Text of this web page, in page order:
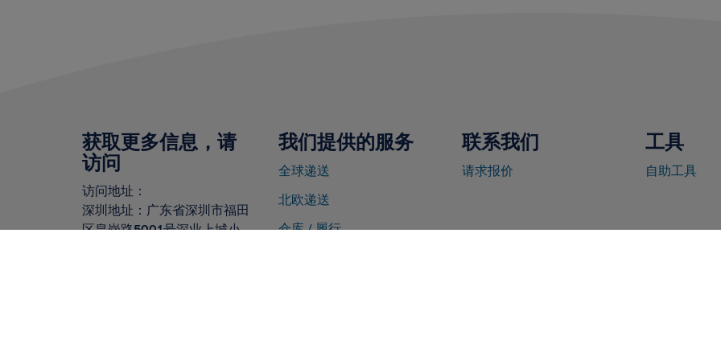
获取更多信息，请
访问
访问地址：
深圳地址：广东省深圳市福田
区皇岗路5001号深业上城小
我们提供的服务
全球递送
北欧递送
仓库 / 履行
联系我们
请求报价
工具
自助工具